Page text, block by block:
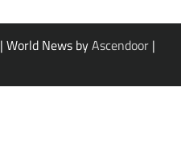
| World News byAscendoor |